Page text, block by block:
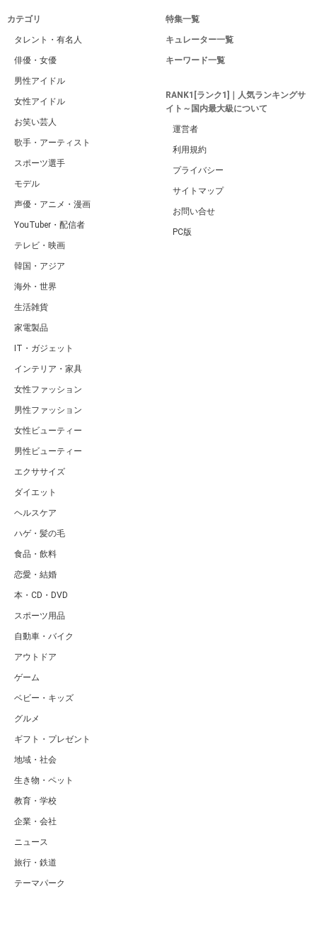
カテゴリ
タレント・有名人
俳優・女優
男性アイドル
女性アイドル
お笑い芸人
歌手・アーティスト
スポーツ選手
モデル
声優・アニメ・漫画
YouTuber・配信者
テレビ・映画
韓国・アジア
海外・世界
生活雑貨
家電製品
IT・ガジェット
インテリア・家具
女性ファッション
男性ファッション
女性ビューティー
男性ビューティー
エクササイズ
ダイエット
ヘルスケア
ハゲ・髪の毛
食品・飲料
恋愛・結婚
本・CD・DVD
スポーツ用品
自動車・バイク
アウトドア
ゲーム
ベビー・キッズ
グルメ
ギフト・プレゼント
地域・社会
生き物・ペット
教育・学校
企業・会社
ニュース
旅行・鉄道
テーマパーク
特集一覧
キュレーター一覧
キーワード一覧
RANK1[ランク1]｜人気ランキングサ
イト～国内最大級について
運営者
利用規約
プライバシー
サイトマップ
お問い合せ
PC版